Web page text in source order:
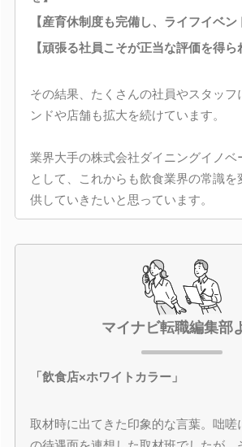
【産育休制度も完備し、ライフイベン
【頑張る社員こそが正当な評価を得ら
その結果、たくさんの社員やスタッフ
ンドや店舗も拡大を続けています。
業界大手の株式会社ダイニングイノベ
として、これからも飲食業界の常識を
供していきたいと思っています。
マイナビ転職編集部
「飲食店×ホワイトカラー」
取材時に出てきた印象的な言葉。咄嗟